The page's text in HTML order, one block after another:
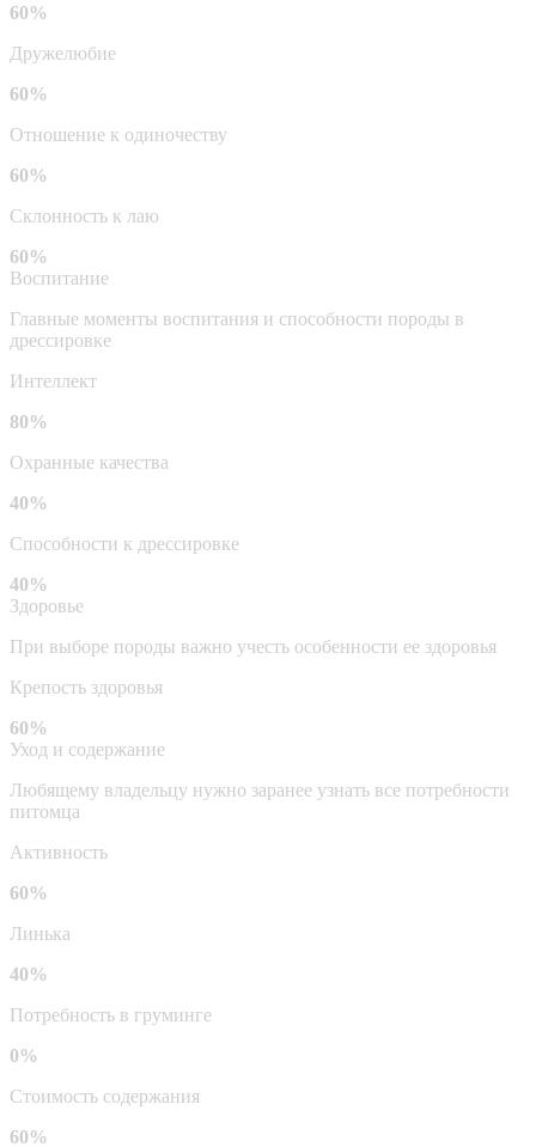
60%
Дружелюбие
60%
Отношение к одиночеству
60%
Склонность к лаю
60%
Воспитание
Главные моменты воспитания и способности породы в
дрессировке
Интеллект
80%
Охранные качества
40%
Способности к дрессировке
40%
Здоровье
При выборе породы важно учесть особенности ее здоровья
Крепость здоровья
60%
Уход и содержание
Любящему владельцу нужно заранее узнать все потребности
питомца
Активность
60%
Линька
40%
Потребность в груминге
0%
Стоимость содержания
60%